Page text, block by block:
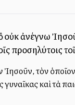
ἀνέγνω
τὸν
καὶ τὰ